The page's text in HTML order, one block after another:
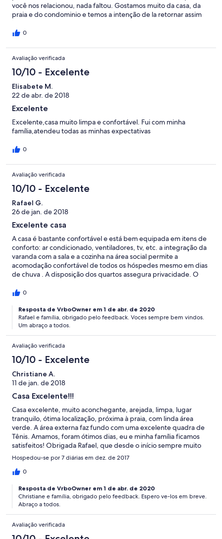
você nos relacionou, nada faltou. Gostamos muito da casa, da
praia e do condominio e temos a intenção de la retornar assim
educadíssimo e atencioso. Abraços e meu muito obrigado pela
0
Avaliação verificada
10/10 - Excelente
Elisabete M.
22 de abr. de 2018
Excelente
Excelente,casa muito limpa e confortável. Fui com minha
família,atendeu todas as minhas expectativas
0
Avaliação verificada
10/10 - Excelente
Rafael G.
26 de jan. de 2018
Excelente casa
A casa é bastante confortável e está bem equipada em itens de
conforto: ar condicionado, ventiladores, tv, etc. a integração da
varanda com a sala e a cozinha na área social permite a
acomodação confortável de todos os hóspedes mesmo em dias
de chuva . A disposição dos quartos assegura privacidade. O
ajustando o que foi solicitado. a praia é excelente.
0
Resposta de VrboOwner em 1 de abr. de 2020
Rafael e família, obrigado pelo feedback. Voces sempre bem vindos.
Um abraço a todos.
Avaliação verificada
10/10 - Excelente
Christiane A.
11 de jan. de 2018
Casa Excelente!!!
Casa excelente, muito aconchegante, arejada, limpa, lugar
tranquilo, ótima localização, próxima à praia, com linda área
verde. A área externa faz fundo com uma excelente quadra de
Tênis. Amamos, foram ótimos dias, eu e minha família ficamos
satisfeitos! Obrigada Rafael, que desde o início sempre muito
atencioso e preocupado com nosso bem estar, faço questão de
ressaltar também a atenção que recebemos do Sr. Dedé que
nos deu cobertura (local) durante nossa estadia, ele foi show, só
frequentamos Guaecá a praia é linda, tranquila para família toda!
Recomendo a quem deseja descansar! Ficamos satisfeitos com
TUDO!!! Tudo perfeito!!!!!!!!!! Obrigada e abraços! Christiane
Junqueira Ambiel Feliz 2018
Hospedou-se por 7 diárias em dez. de 2017
0
Resposta de VrboOwner em 1 de abr. de 2020
Christiane e família, obrigado pelo feedback. Espero ve-los em breve.
Abraço a todos.
Avaliação verificada